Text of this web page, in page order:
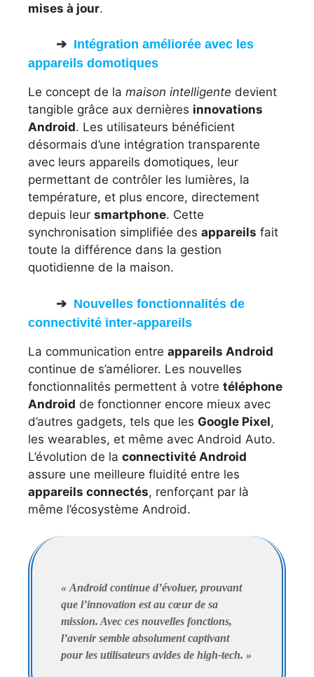
mises à jour.
Intégration améliorée avec les
appareils domotiques
Le concept de la maison intelligente devient
tangible grâce aux dernières innovations
Android. Les utilisateurs bénéficient
désormais d’une intégration transparente
avec leurs appareils domotiques, leur
permettant de contrôler les lumières, la
température, et plus encore, directement
depuis leur smartphone. Cette
synchronisation simplifiée des appareils fait
toute la différence dans la gestion
quotidienne de la maison.
Nouvelles fonctionnalités de
connectivité inter-appareils
La communication entre appareils Android
continue de s’améliorer. Les nouvelles
fonctionnalités permettent à votre téléphone
Android de fonctionner encore mieux avec
d’autres gadgets, tels que les Google Pixel,
les wearables, et même avec Android Auto.
L’évolution de la connectivité Android
assure une meilleure fluidité entre les
appareils connectés, renforçant par là
même l’écosystème Android.
« Android continue d’évoluer, prouvant
que l’innovation est au cœur de sa
mission. Avec ces nouvelles fonctions,
l’avenir semble absolument captivant
pour les utilisateurs avides de high-tech. »